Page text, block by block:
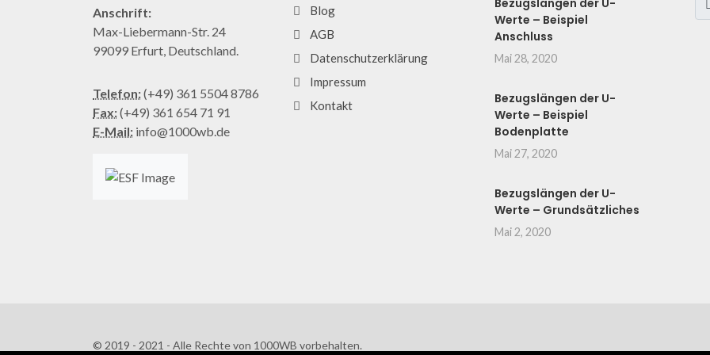
Anschrift:
Max-Liebermann-Str. 24
99099 Erfurt, Deutschland.
Telefon:(+49) 361 5504 8786
Fax:(+49) 361 654 71 91
E-Mail: info@1000wb.de
Blog
AGB
Datenschutzerklärung
Impressum
Kontakt
Bezugslängen der U-
Werte – Beispiel
Anschluss
Mai 28, 2020
Bezugslängen der U-
Werte – Beispiel
Bodenplatte
Mai 27, 2020
Bezugslängen der U-
Werte – Grundsätzliches
Mai 2, 2020
© 2019 - 2021 - Alle Rechte von 1000WB vorbehalten.